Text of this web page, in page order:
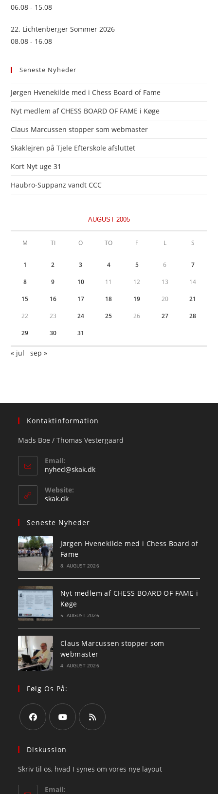
06.08 - 15.08
22. Lichtenberger Sommer 2026
08.08 - 16.08
Seneste Nyheder
Jørgen Hvenekilde med i Chess Board of Fame
Nyt medlem af CHESS BOARD OF FAME i Køge
Claus Marcussen stopper som webmaster
Skaklejren på Tjele Efterskole afsluttet
Kort Nyt uge 31
Haubro-Suppanz vandt CCC
AUGUST 2005
M TI O TO F L S
1 2 3 4 5 6 7
8 9 10 11 12 13 14
15 16 17 18 19 20 21
22 23 24 25 26 27 28
29 30 31
« jul sep »
Kontaktinformation
Mads Boe / Thomas Vestergaard
Email:
nyhed@skak.dkOpens
Website:
skak.dk
Seneste Nyheder
Jørgen Hvenekilde med i Chess Board of
Fame
8. AUGUST 2026
Nyt medlem af CHESS BOARD OF FAME i
Køge
5. AUGUST 2026
Claus Marcussen stopper som
webmaster
4. AUGUST 2026
Følg Os På:
in
new
tab
in
new
new
Diskussion
Skriv til os, hvad I synes om vores nye layout
Email: